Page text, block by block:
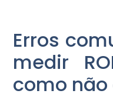
Erros
medir
como